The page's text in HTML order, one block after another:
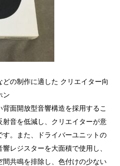
の制作に適した クリエイター向
ン
面開放型音響構造を採用するこ
音を低減し、クリエイターが意
。また、ドライバーユニットの
レジスターを大面積で使用し、
共鳴を排除し、色付けの少ない